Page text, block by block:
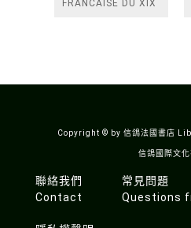
FRANCAISE DU XIX
Copyright © by 信鴿法國書店
信鴿國際文
聯絡我們
Contact
常見問題
Questions